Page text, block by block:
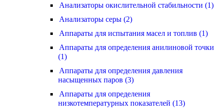
Анализаторы окислительной стабильности (1)
Анализаторы серы (2)
Аппараты для испытания масел и топлив (1)
Аппараты для определения анилиновой точки
(1)
Аппараты для определения давления
насыщенных паров (3)
Аппараты для определения
низкотемпературных показателей (13)